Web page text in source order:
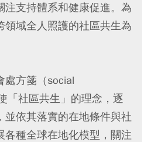
注支持體系和健康促進。為
領域全人照護的社區共生為
處方箋（social
「社區共生」的理念，逐
並依其落實的在地條件與社
各種全球在地化模型，關注